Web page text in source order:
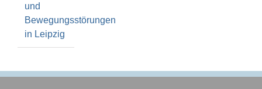
und
Bewegungsstörungen
in Leipzig